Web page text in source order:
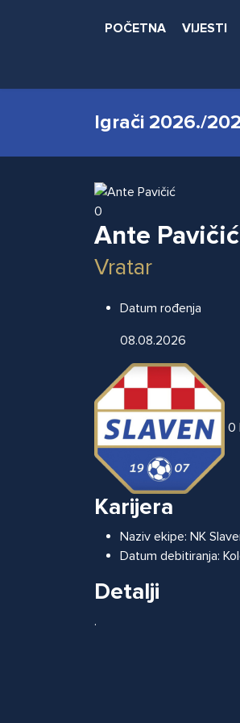
POČETNA VIJESTI
Igrači 2026./
0
Ante Pavičić
Vratar
Datum rođenja
08.08.2026
0
Karijera
Naziv ekipe: NK
Datum debitiranja:
Detalji
.